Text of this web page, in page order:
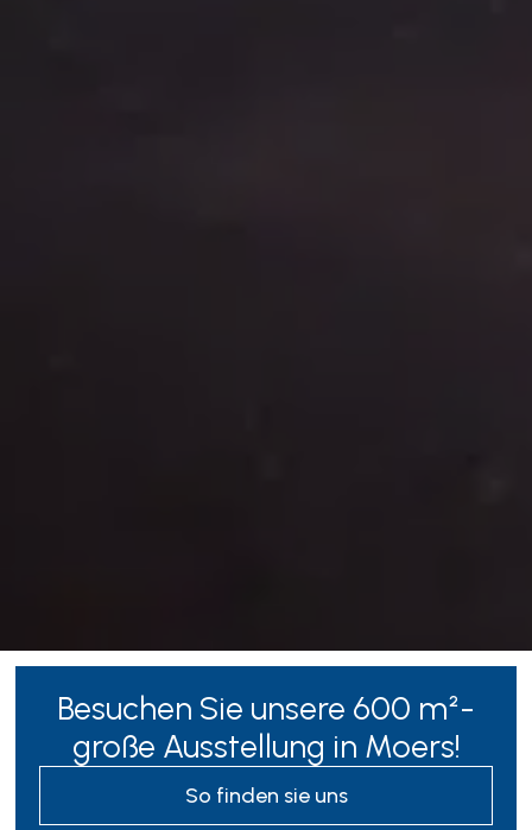
Besuchen Sie unsere 600 m²-
große Ausstellung in Moers!
So finden sie uns